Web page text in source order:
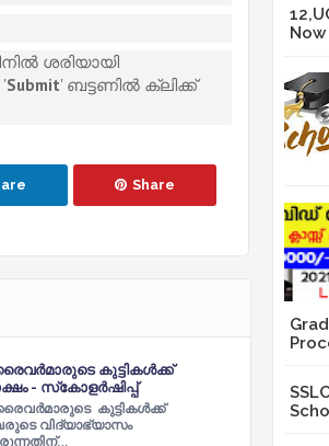
ശരിയായി
Submit' ബട്ടണിൽ ക്ലിക്ക്
Share
കുട്ടികൾക്ക്
- സ്‌കോളര്‍ഷിപ്പ്
കുട്ടികൾക്ക്
വിദ്യാഭ്യാസം
Now